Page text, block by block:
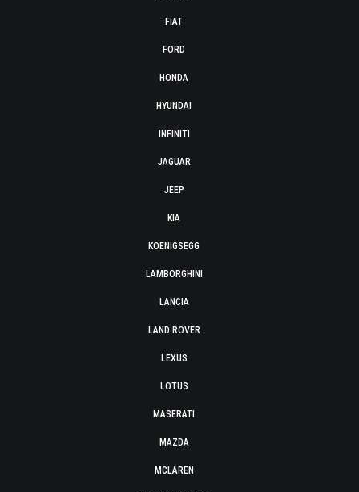
FIAT
FORD
HONDA
HYUNDAI
INFINITI
JAGUAR
JEEP
KIA
KOENIGSEGG
LAMBORGHINI
LANCIA
LAND ROVER
LEXUS
LOTUS
MASERATI
MAZDA
MCLAREN